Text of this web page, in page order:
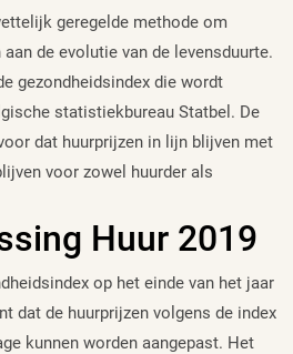
geregelde methode om
de evolutie van de levensduurte.
gezondheidsindex die wordt
statistiekbureau Statbel. De
dat huurprijzen in lijn blijven met
voor zowel huurder als
Huur 2019
op het einde van het jaar
dat de huurprijzen volgens de index
kunnen worden aangepast. Het